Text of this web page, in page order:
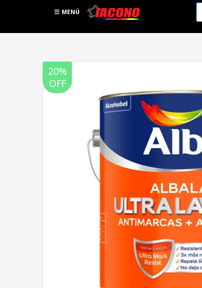
MENÚ
20%
OFF